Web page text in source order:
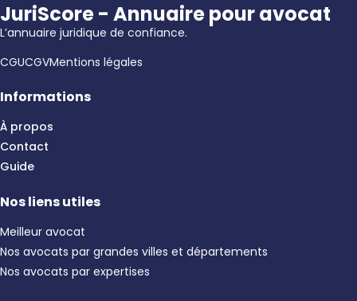
JuriScore - Annuaire pour avocat
L’annuaire juridique de confiance.
CGUCGVMentions légales
Informations
À propos
Contact
Guide
Nos liens utiles
Meilleur avocat
Nos avocats par grandes villes et départements
Nos avocats par expertises